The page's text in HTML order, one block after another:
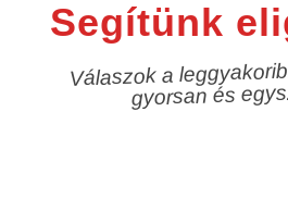
Segítünk
Válaszok a
gyorsan és